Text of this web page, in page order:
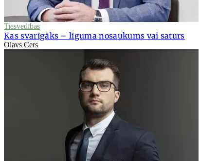
Tiesvedības
Kas svarīgāks – līguma nosaukums vai saturs
Olavs Cers